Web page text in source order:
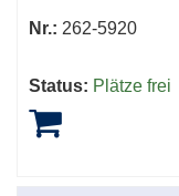
Nr.: 262-5920
Status: Plätze frei